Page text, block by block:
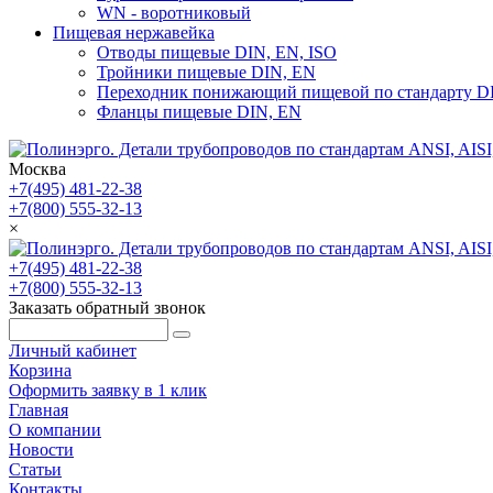
WN - воротниковый
Пищевая нержавейка
Отводы пищевые DIN, EN, ISO
Тройники пищевые DIN, EN
Переходник понижающий пищевой по стандарту
Фланцы пищевые DIN, EN
Москва
+7(495) 481-22-38
+7(800) 555-32-13
×
+7(495) 481-22-38
+7(800) 555-32-13
Заказать обратный звонок
Личный кабинет
Корзина
Оформить заявку в 1 клик
Главная
О компании
Новости
Статьи
Контакты